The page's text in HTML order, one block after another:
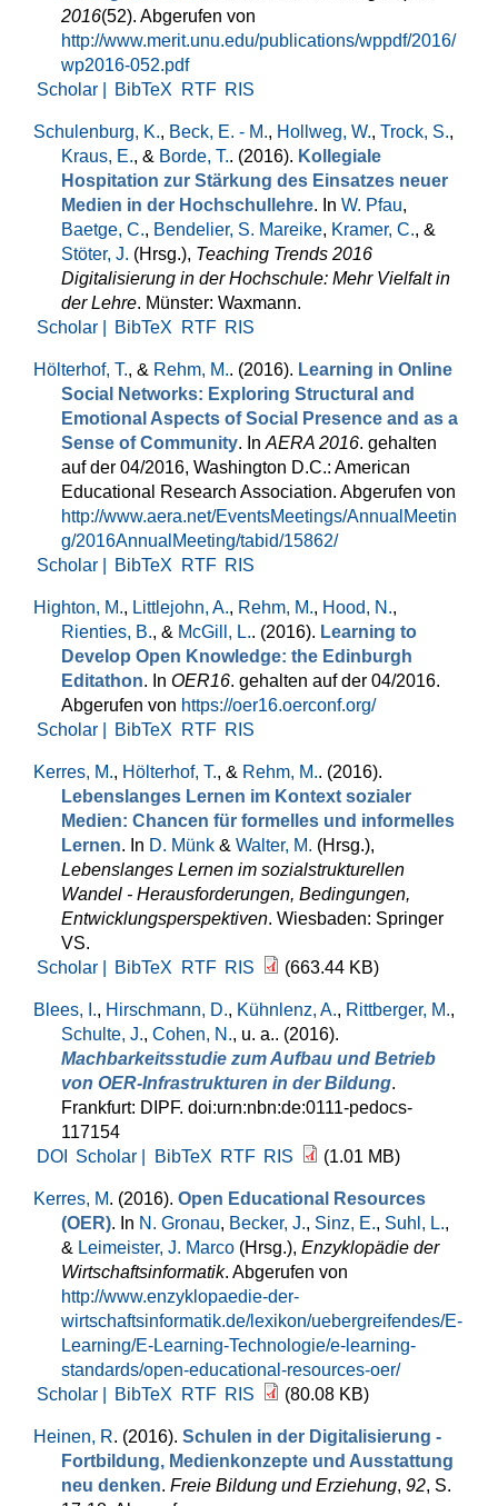
2016(52). Abgerufen von
http://www.merit.unu.edu/publications/wppdf/2016/
wp2016-052.pdf
Scholar |
BibTeX RTF RIS
Schulenburg, K., Beck, E. - M., Hollweg, W., Trock, S.,
Kraus, E., & Borde, T.. (2016). Kollegiale
Hospitation zur Stärkung des Einsatzes neuer
Medien in der Hochschullehre. In W. Pfau,
Baetge, C., Bendelier, S. Mareike, Kramer, C., &
Stöter, J. (Hrsg.), Teaching Trends 2016
Digitalisierung in der Hochschule: Mehr Vielfalt in
der Lehre. Münster: Waxmann.
Scholar |
BibTeX RTF RIS
Hölterhof, T., & Rehm, M.. (2016). Learning in Online
Social Networks: Exploring Structural and
Emotional Aspects of Social Presence and as a
Sense of Community. In AERA 2016. gehalten
auf der 04/2016, Washington D.C.: American
Educational Research Association. Abgerufen von
http://www.aera.net/EventsMeetings/AnnualMeetin
g/2016AnnualMeeting/tabid/15862/
Scholar |
BibTeX RTF RIS
Highton, M., Littlejohn, A., Rehm, M., Hood, N.,
Rienties, B., & McGill, L.. (2016). Learning to
Develop Open Knowledge: the Edinburgh
Editathon. In OER16. gehalten auf der 04/2016.
Abgerufen von https://oer16.oerconf.org/
Scholar |
BibTeX RTF RIS
Kerres, M., Hölterhof, T., & Rehm, M.. (2016).
Lebenslanges Lernen im Kontext sozialer
Medien: Chancen für formelles und informelles
Lernen. In D. Münk & Walter, M. (Hrsg.),
Lebenslanges Lernen im sozialstrukturellen
Wandel - Herausforderungen, Bedingungen,
Entwicklungsperspektiven. Wiesbaden: Springer
VS.
Scholar |
BibTeX RTF RIS (663.44 KB)
Blees, I., Hirschmann, D., Kühnlenz, A., Rittberger, M.,
Schulte, J., Cohen, N., u. a.. (2016).
Machbarkeitsstudie zum Aufbau und Betrieb
von OER-Infrastrukturen in der Bildung.
Frankfurt: DIPF. doi:urn:nbn:de:0111-pedocs-
117154
DOI
Scholar | BibTeX RTF RIS (1.01 MB)
Kerres, M. (2016). Open Educational Resources
(OER). In N. Gronau, Becker, J., Sinz, E., Suhl, L.,
& Leimeister, J. Marco (Hrsg.), Enzyklopädie der
Wirtschaftsinformatik. Abgerufen von
http://www.enzyklopaedie-der-
wirtschaftsinformatik.de/lexikon/uebergreifendes/E-
Learning/E-Learning-Technologie/e-learning-
standards/open-educational-resources-oer/
Scholar |
BibTeX RTF RIS (80.08 KB)
Heinen, R. (2016). Schulen in der Digitalisierung -
Fortbildung, Medienkonzepte und Ausstattung
neu denken. Freie Bildung und Erziehung, 92, S.